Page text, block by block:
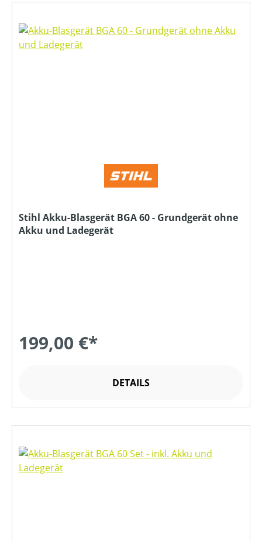
Stihl Akku-Blasgerät BGA 60 - Grundgerät ohne
Akku und Ladegerät
199,00 €*
DETAILS